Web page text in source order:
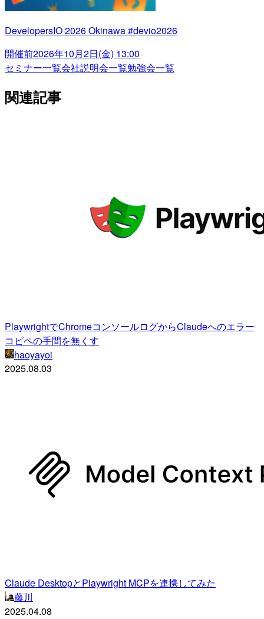
DevelopersIO 2026 Okinawa #devio2026
開催前2026年10月2日(金) 13:00
セミナー一覧会社説明会一覧勉強会一覧
関連記事
PlaywrightでChromeコンソールログからClaudeへのエラー
コピペの手間を無くす
haoyayoi
2025.08.03
Claude DesktopとPlaywright MCPを連携してみた
藤川
2025.04.08